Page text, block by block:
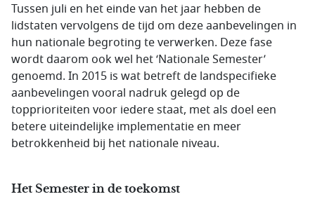
Tussen juli en het einde van het jaar hebben de
lidstaten vervolgens de tijd om deze aanbevelingen in
hun nationale begroting te verwerken. Deze fase
wordt daarom ook wel het ‘Nationale Semester’
genoemd. In 2015 is wat betreft de landspecifieke
aanbevelingen vooral nadruk gelegd op de
topprioriteiten voor iedere staat, met als doel een
betere uiteindelijke implementatie en meer
betrokkenheid bij het nationale niveau.
Het Semester in de toekomst